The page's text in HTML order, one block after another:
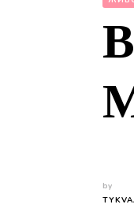
by